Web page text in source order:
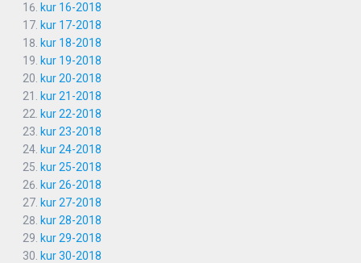
kur 16-2018
kur 17-2018
kur 18-2018
kur 19-2018
kur 20-2018
kur 21-2018
kur 22-2018
kur 23-2018
kur 24-2018
kur 25-2018
kur 26-2018
kur 27-2018
kur 28-2018
kur 29-2018
kur 30-2018